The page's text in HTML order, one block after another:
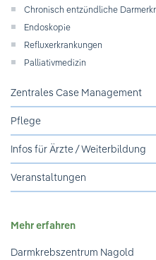
Standorte & Kontakt
Ihre Meinung ist uns wichtig!
Chronisch entzündliche
Endoskopie
Refluxerkrankungen
Palliativmedizin
Zentrales Case Management
Pflege
Infos für Ärzte / Weiterbildung
Veranstaltungen
Mehr erfahren
Darmkrebszentrum Nagold